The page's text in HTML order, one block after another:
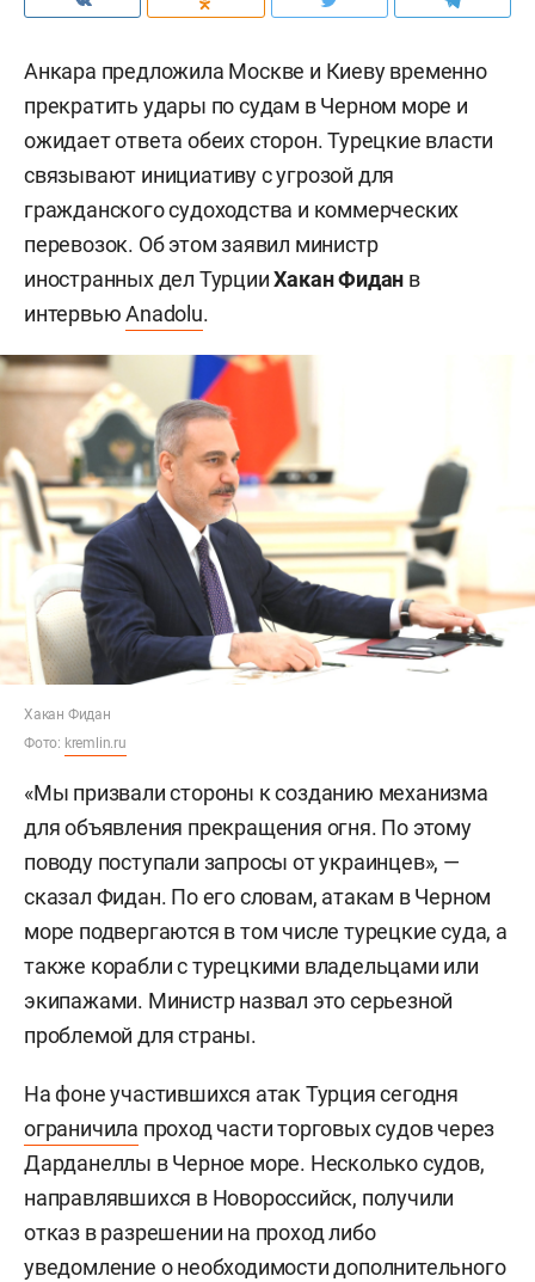
Анкара предложила Москве и Киеву временно
прекратить удары по судам в Черном море и
ожидает ответа обеих сторон. Турецкие власти
связывают инициативу с угрозой для
гражданского судоходства и коммерческих
перевозок. Об этом заявил министр
иностранных дел ТурцииХакан Фидан в
интервьюAnadolu.
Хакан Фидан
Фото: kremlin.ru
«Мы призвали стороны к созданию механизма
для объявления прекращения огня. По этому
поводу поступали запросы от украинцев», —
сказал Фидан. По его словам, атакам в Черном
море подвергаются в том числе турецкие суда, а
также корабли с турецкими владельцами или
экипажами. Министр назвал это серьезной
проблемой для страны.
На фоне участившихся атак Турция сегодня
ограничила проход части торговых судов через
Дарданеллы в Черное море. Несколько судов,
направлявшихся в Новороссийск, получили
отказ в разрешении на проход либо
уведомление о необходимости дополнительного